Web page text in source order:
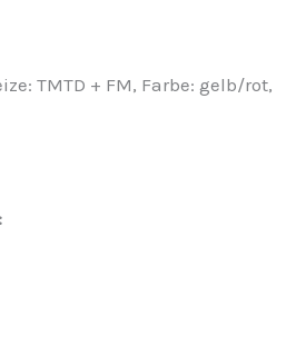
TMTD + FM, Farbe: gelb/rot,